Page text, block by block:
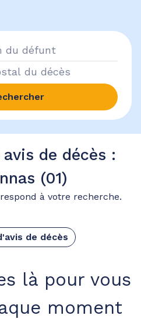
de décès :
(01)
à votre recherche.
de décès
là pour vous
moment